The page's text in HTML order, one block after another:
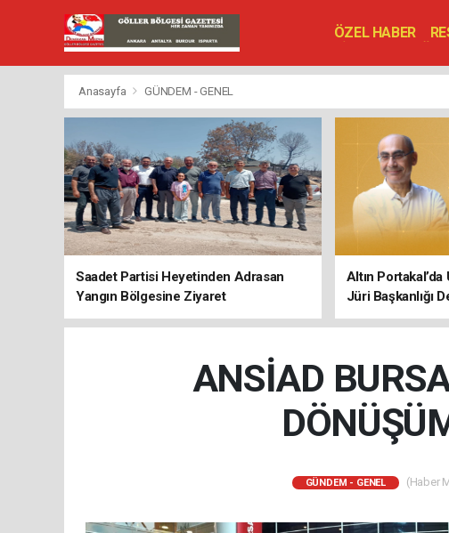
ÖZEL HABER
VEFAT EDENLER
Anasayfa GÜNDEM - GENEL
Saadet Partisi Heyetinden Adrasan
Yangın Bölgesine Ziyaret
Altın
Jüri Başkanlığı
ANSİAD
GÜNDEM - GENEL (Haber